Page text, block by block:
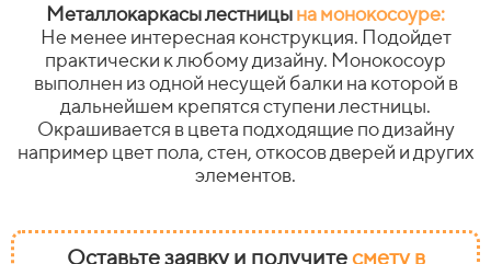
Металлокаркасы лестницына монокосоуре:
Не менее интересная конструкция. Подойдет
практически к любому дизайну. Монокосоур
выполнен из одной несущей балки на которой в
дальнейшем крепятся ступени лестницы.
Окрашивается в цвета подходящие по дизайну
например цвет пола, стен, откосов дверей и других
элементов.
Оставьте заявку и получитесмету в